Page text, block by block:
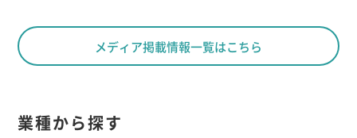
メディア掲載情報一覧はこちら
業種から探す